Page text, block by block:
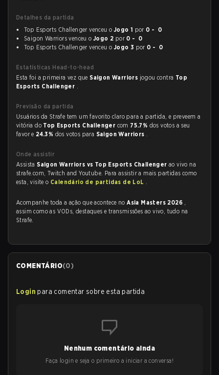
Detalhes da partida
Top Esports Challenger venceu o Jogo 1 por 0 - 0
Saigon Warriors venceu o Jogo 2 por 0 - 0
Top Esports Challenger venceu o Jogo 3 por 0 - 0
Estatísticas Head-to-head
Esta foi a primeira vez queSaigon Warriors jogou contra Top
Esports Challenger .
Previsão da partida
Usuários da Strafe tem um favorito claro para a partida, e preveem a
vitória do Top Esports Challenger com 75.7% dos votos a seu
favor e 24.3% dos votos para Saigon Warriors .
Onde assistir
AssistaSaigon Warriors vs Top Esports Challengerao vivo na
strafe.com, Twitch and Youtube. Para assistir a mais partidas como
esta, visite o Calendário de partidas de LoL .
Acompanhe toda a ação que acontece noAsia Masters 2026 ,
assim como as VODs, destaques e transmissões ao vivo, tudo na
Strafe.
COMENTÁRIO(0)
Login para comentar sobre esta partida
Nenhum comentário ainda
Faça login e seja o primeiro a iniciar a conversa!